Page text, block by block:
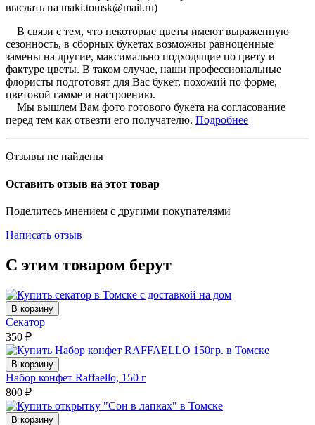
выслать на maki.tomsk@mail.ru)
В связи с тем, что некоторые цветы имеют выраженную
сезонность, в сборных букетах возможны равноценные
замены на другие, максимально подходящие по цвету и
фактуре цветы. В таком случае, наши профессиональные
флористы подготовят для Вас букет, похожий по форме,
цветовой гамме и настроению.
Мы вышлем Вам фото готового букета на согласование
перед тем как отвезти его получателю. Подробнее
Отзывы не найдены
Оставить отзыв на этот товар
Поделитесь мнением с другими покупателями
Написать отзыв
С этим товаром берут
В корзину
Секатор
350 ₽
В корзину
Набор конфет Raffaello, 150 г
800 ₽
В корзину